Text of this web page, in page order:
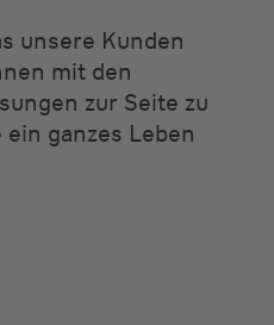
unsere Kunden
mit den
zur Seite zu
ganzes Leben